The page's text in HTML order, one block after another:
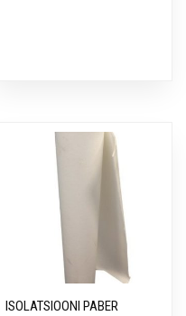
ISOLATSIOONI PABER